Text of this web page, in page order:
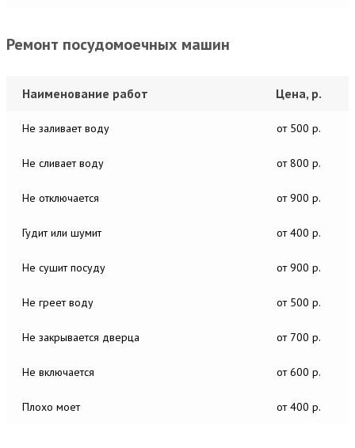
Ремонт посудомоечных машин
Наименование работ Цена, р.
Не заливает воду от 500 р.
Не сливает воду от 800 р.
Не отключается от 900 р.
Гудит или шумит от 400 р.
Не сушит посуду от 900 р.
Не греет воду от 500 р.
Не закрывается дверца от 700 р.
Не включается от 600 р.
Плохо моет от 400 р.